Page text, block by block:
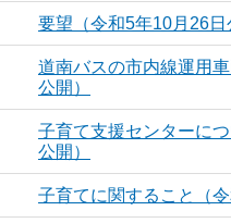
要望（令和5年10月26日
道南バスの市内線運用
公開）
子育て支援センターに
公開）
子育てに関すること（